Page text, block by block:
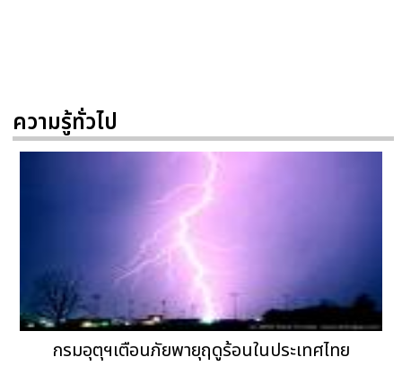
ความรู้ทั่วไป
กรมอุตุฯเตือนภัยพายุฤดูร้อนในประเทศไทย